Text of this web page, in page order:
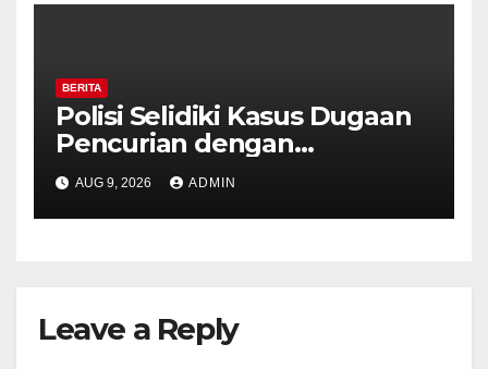
BERITA
Polisi Selidiki Kasus Dugaan
Pencurian dengan
Kekerasan di Counter HP
Royal Phone Ambarawa.
AUG 9, 2026 ADMIN
Leave a Reply